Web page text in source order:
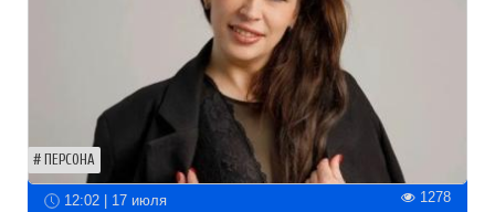
ПЕРСОНА
12:02 | 17 июля 1278